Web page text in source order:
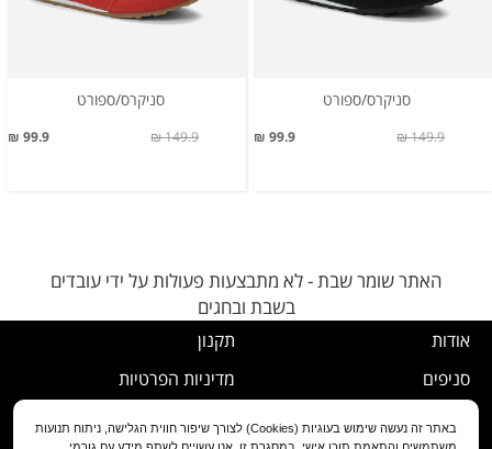
סניקרס/ספורט
99.9 ₪ 149.9 ₪
סניקרס/ספורט
99.9 ₪ 149.9 ₪
האתר שומר שבת - לא מתבצעות פעולות על ידי עובדים
בשבת ובחגים
אודות
סניפים
תקנון
מדיניות הפרטיות
נוהל ביטול עסקה
באתר זה נעשה שימוש בעוגיות (Cookies) לצורך שיפור חווית הגלישה, ניתוח תנועות